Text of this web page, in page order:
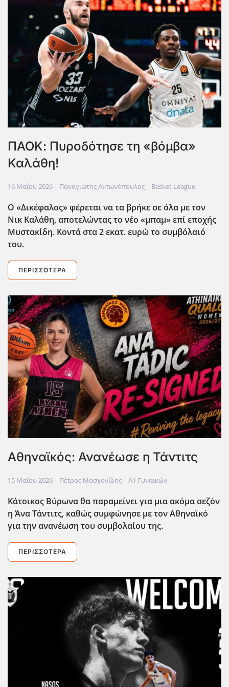
ΠΑΟΚ: Πυροδότησε τη «βόμβα»
Καλάθη!
16 Μαΐου 2026 | Παναγιώτης Αντωνόπουλος | Basket League
Ο «Δικέφαλος» φέρεται να τα βρήκε σε όλα με τον
Νικ Καλάθη, αποτελώντας το νέο «μπαμ» επί εποχής
Μυστακίδη. Κοντά στα 2 εκατ. ευρώ το συμβόλαιό
του.
ΠΕΡΙΣΣΌΤΕΡΑ
Αθηναϊκός: Ανανέωσε η Τάντιτς
15 Μαΐου 2026 | Πέτρος Μοσχονίδης | Α1 Γυναικών
Κάτοικος Βύρωνα θα παραμείνει για μια ακόμα σεζόν
η Άνα Τάντιτς, καθώς συμφώνησε με τον Αθηναϊκό
για την ανανέωση του συμβολαίου της.
ΠΕΡΙΣΣΌΤΕΡΑ